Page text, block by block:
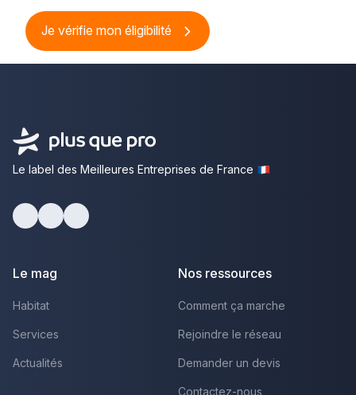
Je vérifie mon éligibilité
Le label des Meilleures Entreprises de France
Le mag
Habitat
Services
Actualités
Nos ressources
Comment ça marche
Rejoindre le réseau
Demander un devis
Contactez-nous